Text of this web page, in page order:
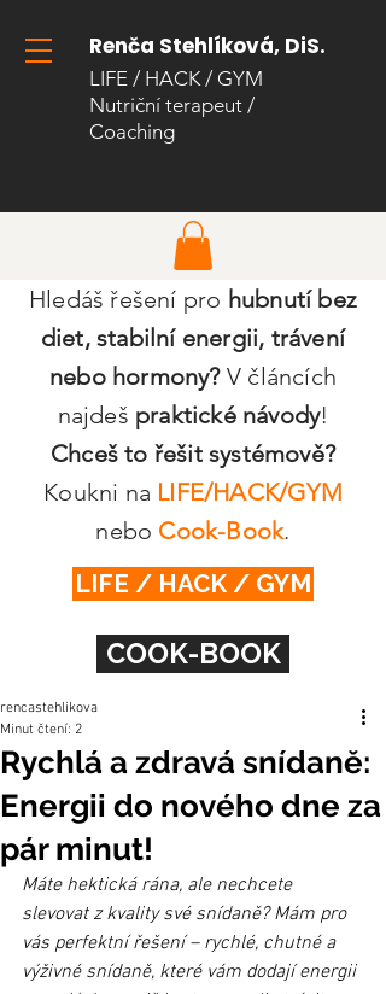
Renča Stehlíková, DiS.
LIFE / HACK / GYM
Nutriční terapeut /
Coaching​
Hledáš řešení pro hubnutí bez
diet, stabilní energii, trávení
nebo hormony?V článcích
najdeš praktické návody!
Chceš to řešit systémově?
Koukni na LIFE/HACK/GYM
nebo Cook-Book.
LIFE / HACK / GYM
COOK-BOOK
Rychlá a zdravá snídaně:
Energii do nového dne za
pár minut!
rencastehlikova
Minut čtení: 2
Máte hektická rána, ale nechcete
slevovat z kvality své snídaně? Mám pro
vás perfektní řešení – rychlé, chutné a
výživné snídaně, které vám dodají energii